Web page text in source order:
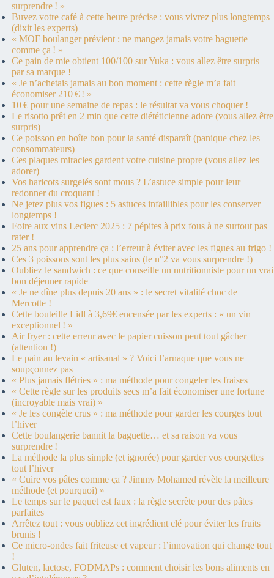
surprendre ! »
Buvez votre café à cette heure précise : vous vivrez plus longtemps
(dixit les experts)
« MOF boulanger prévient : ne mangez jamais votre baguette
comme ça ! »
Ce pain de mie obtient 100/100 sur Yuka : vous allez être surpris
par sa marque !
« Je n’achetais jamais au bon moment : cette règle m’a fait
économiser 210 € ! »
10 € pour une semaine de repas : le résultat va vous choquer !
Le risotto prêt en 2 min que cette diététicienne adore (vous allez être
surpris)
Ce poisson en boîte bon pour la santé disparaît (panique chez les
consommateurs)
Ces plaques miracles gardent votre cuisine propre (vous allez les
adorer)
Vos haricots surgelés sont mous ? L’astuce simple pour leur
redonner du croquant !
Ne jetez plus vos figues : 5 astuces infaillibles pour les conserver
longtemps !
Foire aux vins Leclerc 2025 : 7 pépites à prix fous à ne surtout pas
rater !
25 ans pour apprendre ça : l’erreur à éviter avec les figues au frigo !
Ces 3 poissons sont les plus sains (le n°2 va vous surprendre !)
Oubliez le sandwich : ce que conseille un nutritionniste pour un vrai
bon déjeuner rapide
« Je ne dîne plus depuis 20 ans » : le secret vitalité choc de
Mercotte !
Cette bouteille Lidl à 3,69€ encensée par les experts : « un vin
exceptionnel ! »
Air fryer : cette erreur avec le papier cuisson peut tout gâcher
(attention !)
Le pain au levain « artisanal » ? Voici l’arnaque que vous ne
soupçonnez pas
« Plus jamais flétries » : ma méthode pour congeler les fraises
« Cette règle sur les produits secs m’a fait économiser une fortune
(incroyable mais vrai) »
« Je les congèle crus » : ma méthode pour garder les courges tout
l’hiver
Cette boulangerie bannit la baguette… et sa raison va vous
surprendre !
La méthode la plus simple (et ignorée) pour garder vos courgettes
tout l’hiver
« Cuire vos pâtes comme ça ? Jimmy Mohamed révèle la meilleure
méthode (et pourquoi) »
Le temps sur le paquet est faux : la règle secrète pour des pâtes
parfaites
Arrêtez tout : vous oubliez cet ingrédient clé pour éviter les fruits
brunis !
Ce micro-ondes fait friteuse et vapeur : l’innovation qui change tout
!
Gluten, lactose, FODMAPs : comment choisir les bons aliments en